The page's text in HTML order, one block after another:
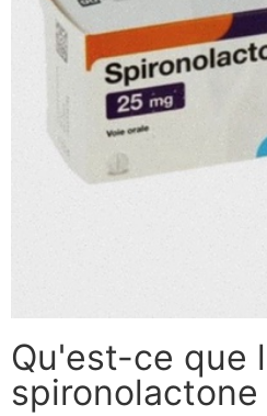
Qu'est-ce que
spironolactone